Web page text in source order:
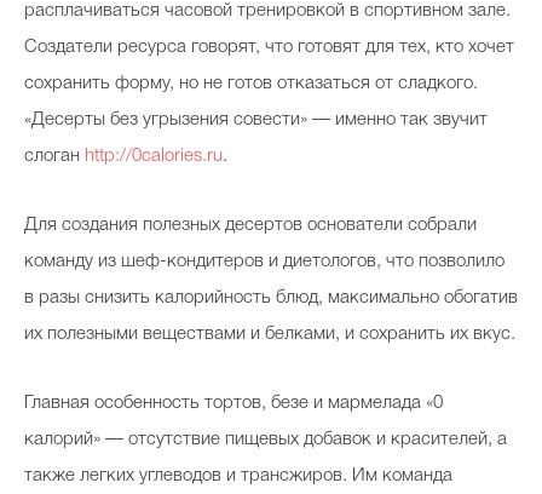
расплачиваться часовой тренировкой в спортивном зале.
Создатели ресурса говорят, что готовят для тех, кто хочет
сохранить форму, но не готов отказаться от сладкого.
«Десерты без угрызения совести» — именно так звучит
слоган http://0calories.ru.
Для создания полезных десертов основатели собрали
команду из шеф-кондитеров и диетологов, что позволило
в разы снизить калорийность блюд, максимально обогатив
их полезными веществами и белками, и сохранить их вкус.
Главная особенность тортов, безе и мармелада «0
калорий» — отсутствие пищевых добавок и красителей, а
также легких углеводов и трансжиров. Им команда